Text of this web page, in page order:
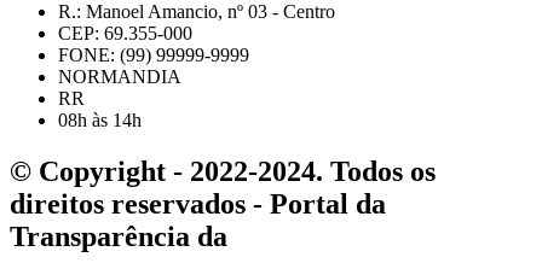
R.: Manoel Amancio, nº 03 - Centro
CEP: 69.355-000
FONE: (99) 99999-9999
NORMANDIA
RR
08h às 14h
© Copyright - 2022-2024. Todos os
direitos reservados - Portal da
Transparência da